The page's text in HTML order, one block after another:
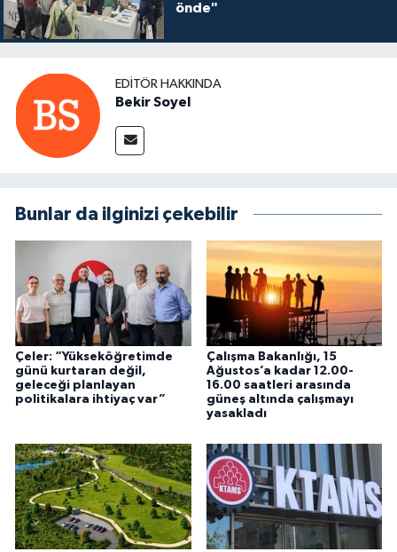
önde"
EDITÖR HAKKINDA
Bekir Soyel
Bunlar da ilginizi çekebilir
Çeler: “Yükseköğretimde
günü kurtaran değil,
geleceği planlayan
politikalara ihtiyaç var”
Çalışma Bakanlığı, 15
Ağustos’a kadar 12.00-
16.00 saatleri arasında
güneş altında çalışmayı
yasakladı